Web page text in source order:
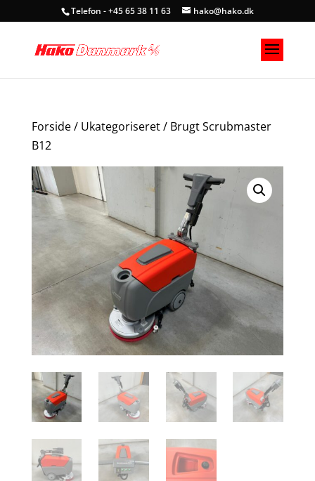
Telefon - +45 65 38 11 63 hako@hako.dk
Forside/ Ukategoriseret/ Brugt Scrubmaster
B12